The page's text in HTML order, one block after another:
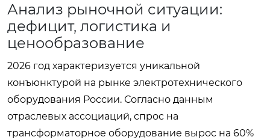
Анализ рыночной ситуации:
дефицит, логистика и
ценообразование
2026 год характеризуется уникальной
конъюнктурой на рынке электротехнического
оборудования России. Согласно данным
отраслевых ассоциаций, спрос на
трансформаторное оборудование вырос на 60%